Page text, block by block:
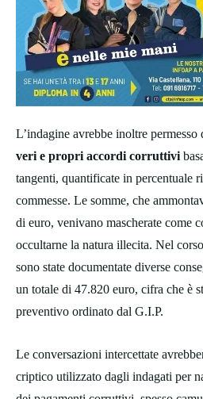
L’indagine avrebbe inoltre permesso
veri e propri accordi corruttivi
tangenti, quantificate in percentuale
commesse. Le somme, che
di euro, venivano mascherate come
occultarne la natura illecita. Nel
sono state documentate diverse
un totale di 47.820 euro, cifra che è
preventivo ordinato dal G.I.P.
Le conversazioni intercettate
criptico utilizzato dagli indagati per